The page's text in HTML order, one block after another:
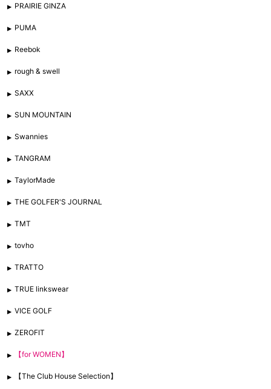
PRAIRIE GINZA
PUMA
Reebok
rough & swell
SAXX
SUN MOUNTAIN
Swannies
TANGRAM
TaylorMade
THE GOLFER'S JOURNAL
TMT
tovho
TRATTO
TRUE linkswear
VICE GOLF
ZEROFIT
【for WOMEN】
【The Club House Selection】